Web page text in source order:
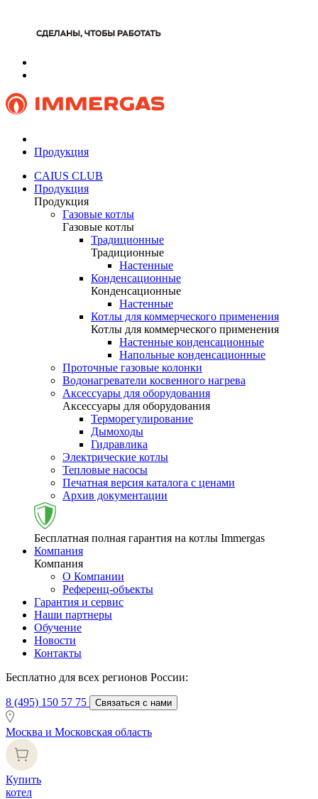
Продукция
CAIUS CLUB
Продукция
Продукция
Газовые котлы
Газовые котлы
Традиционные
Традиционные
Настенные
Конденсационные
Конденсационные
Настенные
Котлы для коммерческого применения
Котлы для коммерческого применения
Настенные конденсационные
Напольные конденсационные
Проточные газовые колонки
Водонагреватели косвенного нагрева
Аксессуары для оборудования
Аксессуары для оборудования
Терморегулирование
Дымоходы
Гидравлика
Электрические котлы
Тепловые насосы
Печатная версия каталога с ценами
Архив документации
Бесплатная полная гарантия на котлы Immergas
Компания
Компания
О Компании
Референц-объекты
Гарантия и сервис
Наши партнеры
Обучение
Новости
Контакты
Бесплатно для всех регионов России:
8 (495) 150 57 75 Связаться с нами
Москва и Московская область
Купить
котел